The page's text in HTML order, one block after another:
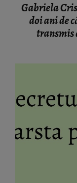
Gabriela
doi ani de
transmis